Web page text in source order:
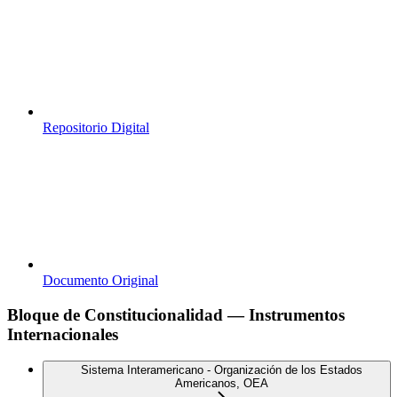
Repositorio Digital
Documento Original
Bloque de Constitucionalidad — Instrumentos
Internacionales
Sistema Interamericano - Organización de los Estados
Americanos, OEA